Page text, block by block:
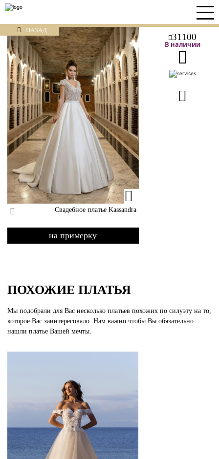
НАЗАД
31100
В наличии
Свадебное платье Kassandra
на примерку
ПОХОЖИЕ ПЛАТЬЯ
Мы подобрали для Вас несколько платьев похожих по силуэту на то,
которое Вас заинтересовало. Нам важно чтобы Вы обязательно
нашли платье Вашей мечты.